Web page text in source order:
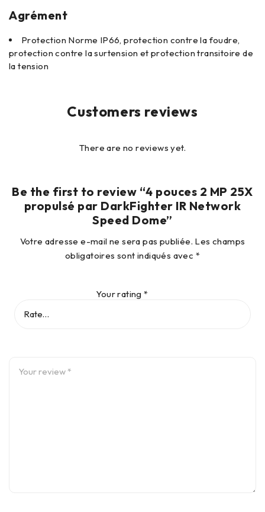
Agrément
Protection Norme IP66, protection contre la foudre,
protection contre la surtension et protection transitoire de
la tension
Customers reviews
There are no reviews yet.
Be the first to review “4 pouces 2 MP 25X
propulsé par DarkFighter IR Network
Speed Dome”
Votre adresse e-mail ne sera pas publiée. Les champs
obligatoires sont indiqués avec *
Your rating*